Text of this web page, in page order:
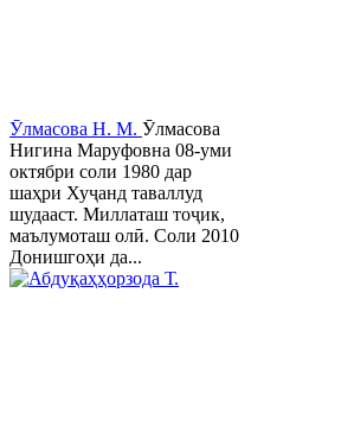
Ӯлмасова Н. М. Ӯлмасова
Нигина Маруфовна 08-уми
октябри соли 1980 дар
шаҳри Хуҷанд таваллуд
шудааст. Миллаташ тоҷик,
маълумоташ олӣ. Соли 2010
Донишгоҳи да...